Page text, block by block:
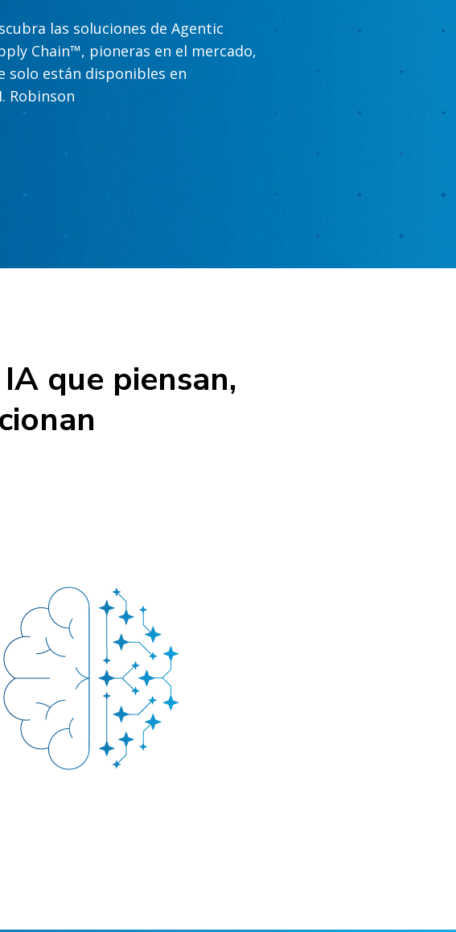
las soluciones de Agentic
Chain™, pioneras en el mercado,
solo están disponibles en
Robinson
que piensan,